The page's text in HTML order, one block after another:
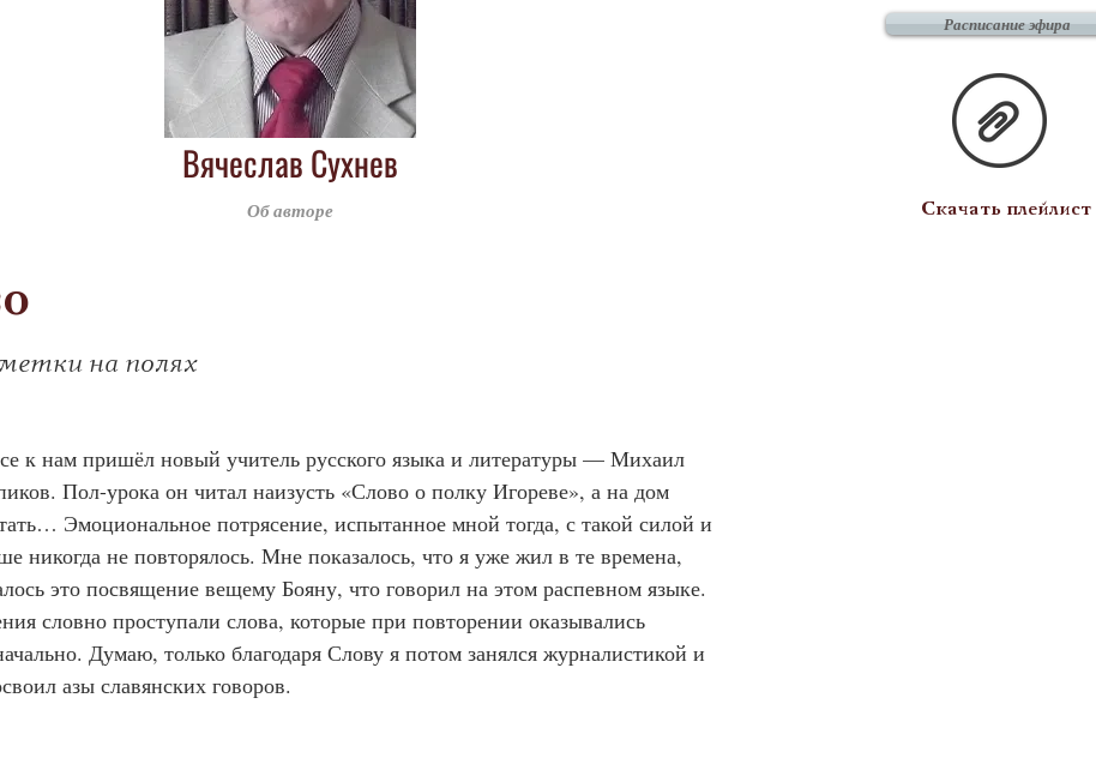
Вячеслав Сухнев
Об авторе
на полях
к нам пришёл новый учитель русского языка и литературы — Михаил
Пол-урока он читал наизусть «Слово о полку Игореве», а на дом
Эмоциональное потрясение, испытанное мной тогда, с такой силой и
никогда не повторялось. Мне показалось, что я уже жил в те времена,
это посвящение вещему Бояну, что говорил на этом распевном языке.
словно проступали слова, которые при повторении оказывались
Думаю, только благодаря Слову я потом занялся журналистикой и
азы славянских говоров.
Расписание эфира
Скачать плейлист